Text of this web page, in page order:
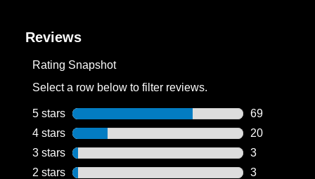
Reviews
Rating Snapshot
Select a row below to filter reviews.
5 stars stars
69
69 reviews
4 stars stars
20
20 reviews
3 stars stars
3
3 reviews
2 stars stars
3